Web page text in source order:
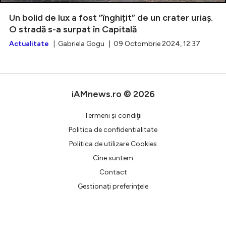
Intră în cont
Un bolid de lux a fost ”înghițit” de un crater uriaș.
O stradă s-a surpat în Capitală
Actualitate | Gabriela Gogu | 09 Octombrie 2024, 12:37
iAMnews.ro © 2026
Termeni şi condiţii
Politica de confidentialitate
Politica de utilizare Cookies
Cine suntem
Contact
Gestionați preferințele